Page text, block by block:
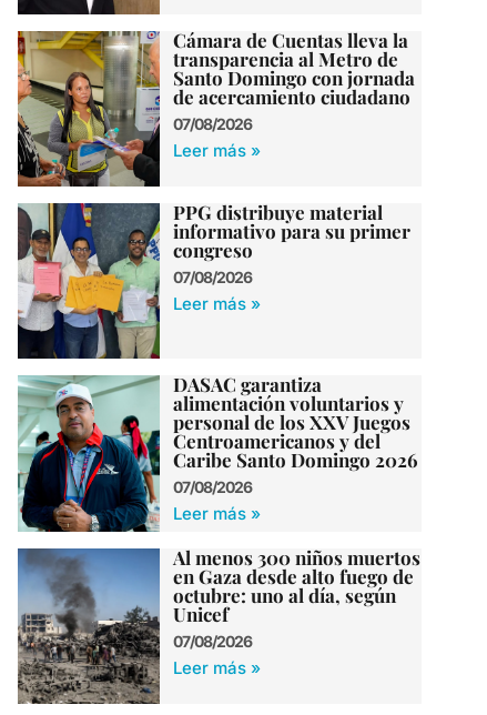
Cámara de Cuentas lleva la
transparencia al Metro de
Santo Domingo con jornada
de acercamiento ciudadano
07/08/2026
Leer más »
PPG distribuye material
informativo para su primer
congreso
07/08/2026
Leer más »
DASAC garantiza
alimentación voluntarios y
personal de los XXV Juegos
Centroamericanos y del
Caribe Santo Domingo 2026
07/08/2026
Leer más »
Al menos 300 niños muertos
en Gaza desde alto fuego de
octubre: uno al día, según
Unicef
07/08/2026
Leer más »